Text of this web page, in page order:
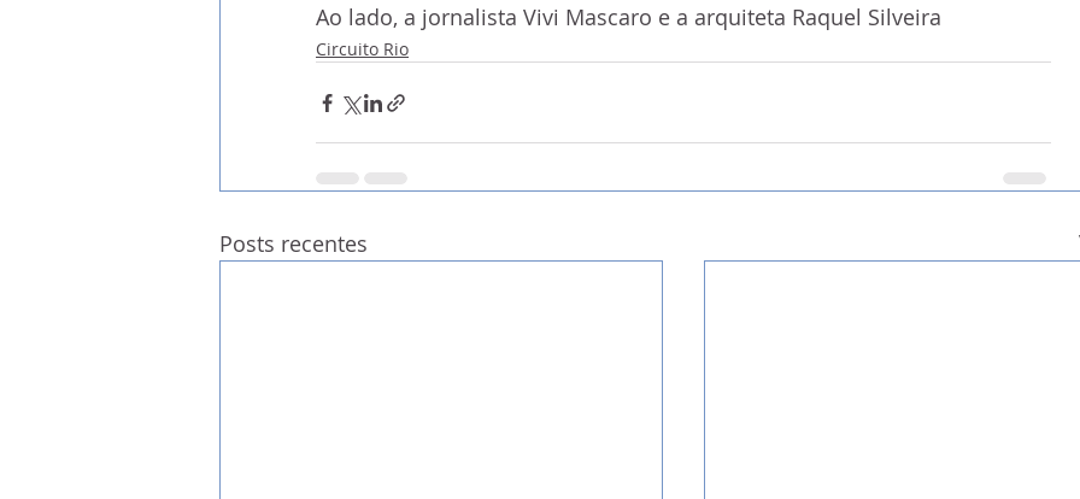
Ao lado, a jornalista Vivi Mascaro e a arquiteta Raquel Silveira
Circuito Rio
Posts recentes